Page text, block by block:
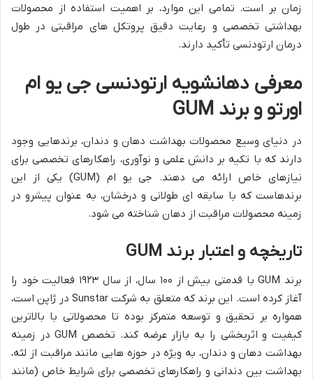
زمان بر است. تمامی این موارد، بر اهمیت استفاده از محصولات
بهداشتی تخصصی و رعایت دقیق پروتکل های مراقبتی در طول
درمان ارتودنسی تأکید دارند.
معرفی دهانشویه ارتودنسی جی یو ام
اورتو و برند GUM
در دنیای وسیع محصولات بهداشت دهان و دندان، برندهایی وجود
دارند که با تکیه بر دانش علمی و نوآوری، راهکارهای تخصصی برای
نیازهای خاص ارائه می دهند. جی یو ام (GUM) یکی از این
برندهاست که با سابقه ای طولانی و درخشان، به عنوان پیشرو در
زمینه محصولات مراقبت از دهان شناخته می شود.
تاریخچه و اعتبار برند GUM
برند GUM با قدمتی بیش از ۱۰۰ سال، از سال ۱۹۲۳ فعالیت خود را
آغاز کرده است. این برند که متعلق به شرکت Sunstar در ژاپن است،
همواره بر تحقیق و توسعه متمرکز بوده تا محصولاتی با بالاترین
کیفیت و اثربخشی را به بازار عرضه کند. تخصص GUM در زمینه
بهداشت دهان و دندان، به ویژه در حوزه هایی مانند مراقبت از لثه،
بهداشت بین دندانی و راهکارهای تخصصی برای شرایط خاص (مانند